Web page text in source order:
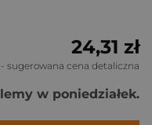
24,31 zł
- sugerowana cena detaliczna
w poniedziałek.